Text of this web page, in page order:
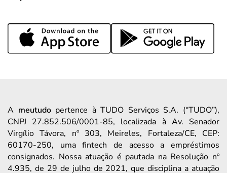
A meutudopertence à TUDO Serviços S.A. (“TUDO”),
CNPJ 27.852.506/0001-85, localizada à Av. Senador
Virgílio Távora, nº 303, Meireles, Fortaleza/CE, CEP:
60170-250, uma fintech de acesso a empréstimos
consignados. Nossa atuação é pautada na Resolução nº
4.935, de 29 de julho de 2021, que disciplina a atuação